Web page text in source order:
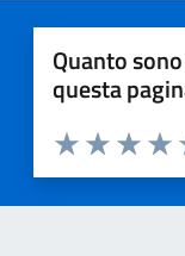
Quanto
questa
Valuta
Valuta 2
Valuta 1 stelle